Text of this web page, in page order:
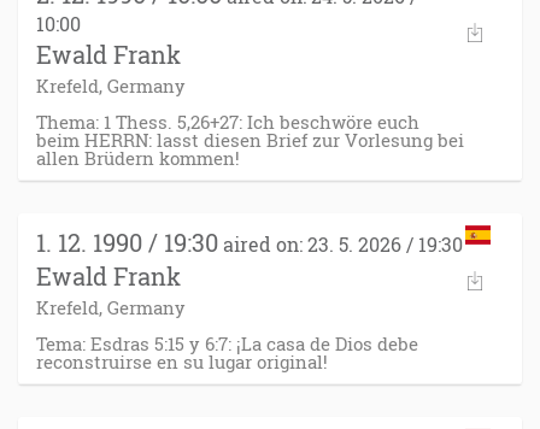
10:00
Ewald Frank
Krefeld, Germany
Thema: 1 Thess. 5,26+27: Ich beschwöre euch
beim HERRN: lasst diesen Brief zur Vorlesung bei
allen Brüdern kommen!
1. 12. 1990 / 19:30 aired on: 23. 5. 2026 / 19:30
Ewald Frank
Krefeld, Germany
Tema: Esdras 5:15 y 6:7: ¡La casa de Dios debe
reconstruirse en su lugar original!